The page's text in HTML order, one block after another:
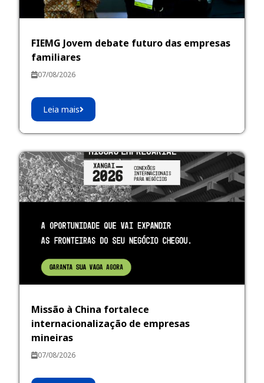
FIEMG Jovem debate futuro das empresas
familiares
07/08/2026
Leia mais
Missão à China fortalece
internacionalização de empresas
mineiras
07/08/2026